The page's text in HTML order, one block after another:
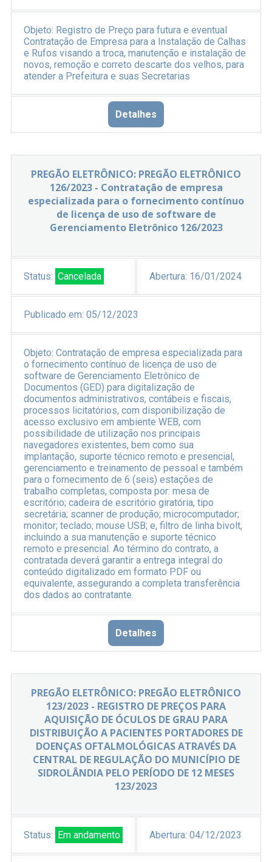
Objeto: Registro de Preço para futura e eventual
Contratação de Empresa para a Instalação de Calhas
e Rufos visando a troca, manutenção e instalação de
novos, remoção e correto descarte dos velhos, para
atender a Prefeitura e suas Secretarias
Detalhes
PREGÃO ELETRÔNICO: PREGÃO ELETRÔNICO
126/2023 - Contratação de empresa
especializada para o fornecimento contínuo
de licença de uso de software de
Gerenciamento Eletrônico 126/2023
Status: Cancelada Abertura: 16/01/2024
Publicado em: 05/12/2023
Objeto: Contratação de empresa especializada para
o fornecimento contínuo de licença de uso de
software de Gerenciamento Eletrônico de
Documentos (GED) para digitalização de
documentos administrativos, contábeis e fiscais,
processos licitatórios, com disponibilização de
acesso exclusivo em ambiente WEB, com
possibilidade de utilização nos principais
navegadores existentes, bem como sua
implantação, suporte técnico remoto e presencial,
gerenciamento e treinamento de pessoal e também
para o fornecimento de 6 (seis) estações de
trabalho completas, composta por: mesa de
escritório; cadeira de escritório giratória, tipo
secretária; scanner de produção; microcomputador;
monitor; teclado; mouse USB; e, filtro de linha bivolt,
incluindo a sua manutenção e suporte técnico
remoto e presencial. Ao término do contrato, a
contratada deverá garantir a entrega integral do
conteúdo digitalizado em formato PDF ou
equivalente, assegurando a completa transferência
dos dados ao contratante.
Detalhes
PREGÃO ELETRÔNICO: PREGÃO ELETRÔNICO
123/2023 - REGISTRO DE PREÇOS PARA
AQUISIÇÃO DE ÓCULOS DE GRAU PARA
DISTRIBUIÇÃO A PACIENTES PORTADORES DE
DOENÇAS OFTALMOLÓGICAS ATRAVÉS DA
CENTRAL DE REGULAÇÃO DO MUNICÍPIO DE
SIDROLÂNDIA PELO PERÍODO DE 12 MESES
123/2023
Status: Em andamento Abertura: 04/12/2023